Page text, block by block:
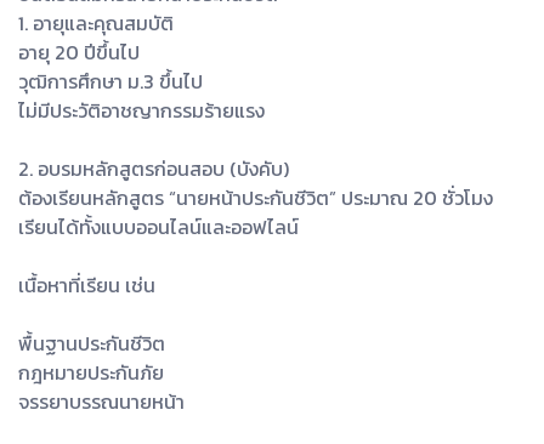
1. อายุและคุณสมบัติ
อายุ 20 ปีขึ้นไป
วุฒิการศึกษา ม.3 ขึ้นไป
ไม่มีประวัติอาชญากรรมร้ายแรง
2. อบรมหลักสูตรก่อนสอบ (บังคับ)
ต้องเรียนหลักสูตร “นายหน้าประกันชีวิต” ประมาณ 20 ชั่วโมง
เรียนได้ทั้งแบบออนไลน์และออฟไลน์
เนื้อหาที่เรียน เช่น
พื้นฐานประกันชีวิต
กฎหมายประกันภัย
จรรยาบรรณนายหน้า